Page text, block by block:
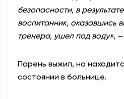
безопасности, в
воспитанник, оказавшись
тренера, ушел под воду»,
Парень выжил, но
состоянии в больнице.